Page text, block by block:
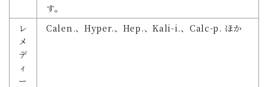
す。
レ
メ
デ
ィ
ー
Calen.、Hyper.、Hep.、Kali-i.、Calc-p. ほか